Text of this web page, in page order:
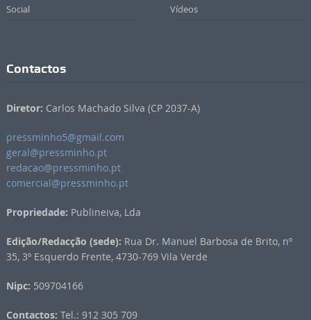
Social Vídeos
Contactos
Diretor: Carlos Machado Silva (CP 2037-A)
pressminho5@gmail.com
geral@pressminho.pt
redacao@pressminho.pt
comercial@pressminho.pt
Propriedade: Publineiva, Lda
Edição/Redacção (sede): Rua Dr. Manuel Barbosa de Brito, nº
35, 3º Esquerdo Frente, 4730-769 Vila Verde
Nipc: 509704166
Contactos: Tel.: 912 305 709